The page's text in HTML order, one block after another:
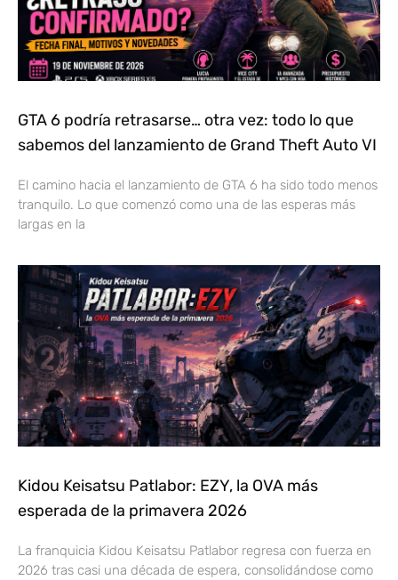
GTA 6 podría retrasarse… otra vez: todo lo que
sabemos del lanzamiento de Grand Theft Auto VI
El camino hacia el lanzamiento de GTA 6 ha sido todo menos
tranquilo. Lo que comenzó como una de las esperas más
largas en la
Kidou Keisatsu Patlabor: EZY, la OVA más
esperada de la primavera 2026
La franquicia Kidou Keisatsu Patlabor regresa con fuerza en
2026 tras casi una década de espera, consolidándose como